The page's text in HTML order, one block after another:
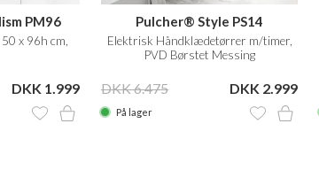
PM96
x 96h cm,
DKK 1.999
Pulcher® Style PS14
Elektrisk Håndklædetørrer m/timer,
PVD Børstet Messing
DKK 6.475 DKK 2.999
På lager